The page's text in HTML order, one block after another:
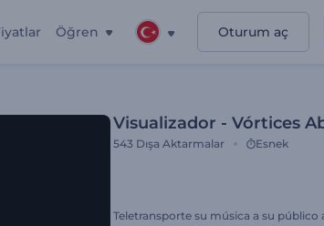
Öğren Oturum aç
Visualizador - Vórtices
543 Dışa Aktarmalar Esnek
Teletransporte su música a su público